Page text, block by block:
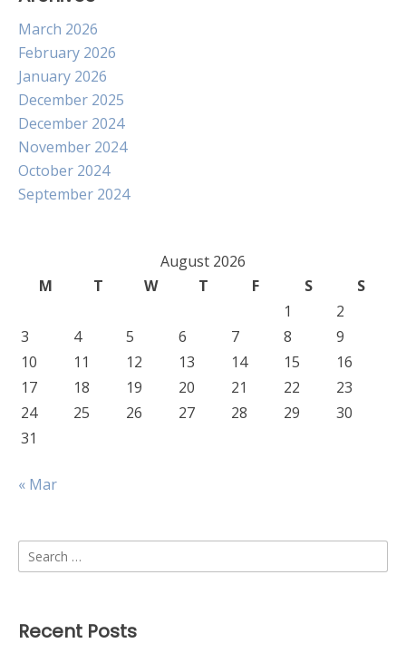
March 2026
February 2026
January 2026
December 2025
December 2024
November 2024
October 2024
September 2024
August 2026
M
T W T F S
S
1
2
3
4 5 6 7 8
9
10
11 12 13 14 15
16
17
18 19 20 21 22
23
24
25 26 27 28 29
30
31
« Mar
Search
for:
Recent Posts